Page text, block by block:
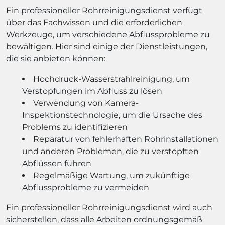
Ein professioneller Rohrreinigungsdienst verfügt
über das Fachwissen und die erforderlichen
Werkzeuge, um verschiedene Abflussprobleme zu
bewältigen. Hier sind einige der Dienstleistungen,
die sie anbieten können:
Hochdruck-Wasserstrahlreinigung, um
Verstopfungen im Abfluss zu lösen
Verwendung von Kamera-
Inspektionstechnologie, um die Ursache des
Problems zu identifizieren
Reparatur von fehlerhaften Rohrinstallationen
und anderen Problemen, die zu verstopften
Abflüssen führen
Regelmäßige Wartung, um zukünftige
Abflussprobleme zu vermeiden
Ein professioneller Rohrreinigungsdienst wird auch
sicherstellen, dass alle Arbeiten ordnungsgemäß